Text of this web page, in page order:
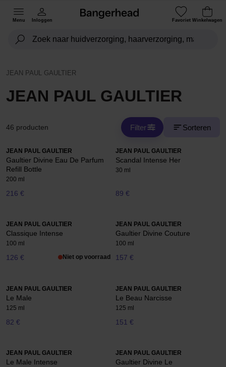
Menu Inloggen Favoriet Winkelwagen
JEAN PAUL GAULTIER
JEAN PAUL GAULTIER
46 producten Filter Sorteren
JEAN PAUL GAULTIER
Gaultier Divine Eau De Parfum
Refill Bottle
200 ml
216 €
JEAN PAUL GAULTIER
Scandal Intense Her
30 ml
89 €
JEAN PAUL GAULTIER
Classique Intense
100 ml
126 € Niet op voorraad
JEAN PAUL GAULTIER
Gaultier Divine Couture
100 ml
157 €
JEAN PAUL GAULTIER
Le Male
125 ml
82 €
JEAN PAUL GAULTIER
Le Beau Narcisse
125 ml
151 €
JEAN PAUL GAULTIER
Le Male Intense
JEAN PAUL GAULTIER
Gaultier Divine Le